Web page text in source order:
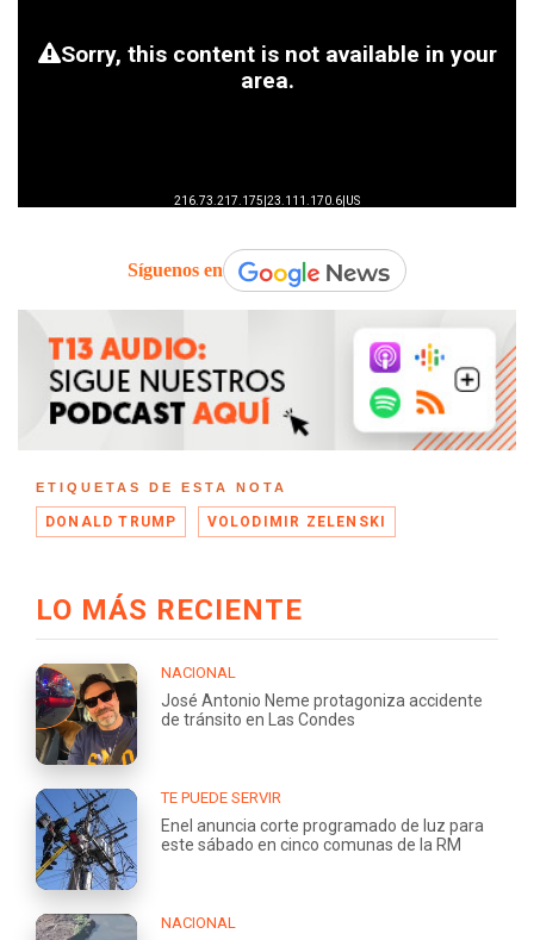
Síguenos en
ETIQUETAS DE ESTA NOTA
DONALD TRUMP VOLODIMIR ZELENSKI
LO MÁS RECIENTE
NACIONAL
José Antonio Neme protagoniza accidente
de tránsito en Las Condes
TE PUEDE SERVIR
Enel anuncia corte programado de luz para
este sábado en cinco comunas de la RM
NACIONAL